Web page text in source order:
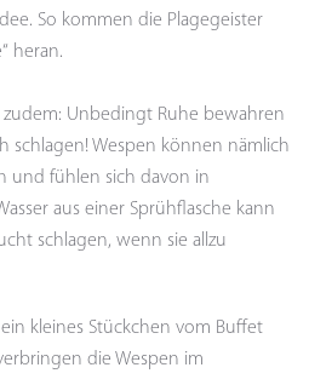
So kommen die Plagegeister
heran.
Unbedingt Ruhe bewahren
schlagen! Wespen können nämlich
und fühlen sich davon in
aus einer Sprühflasche kann
schlagen, wenn sie allzu
kleines Stückchen vom Buffet
die Wespen im